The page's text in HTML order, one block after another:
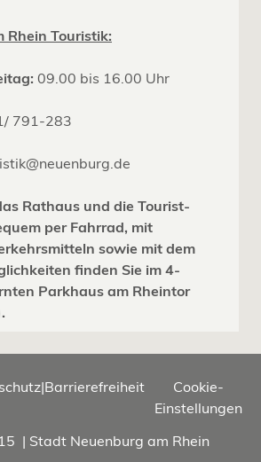
Rhein Touristik:
09.00 bis 16.00 Uhr
791-283
Rathaus und die Tourist-
per Fahrrad, mit
sowie mit dem
finden Sie im 4-
Parkhaus am Rheintor
|Barrierefreiheit
Cookie-
Einstellungen
| Stadt Neuenburg am Rhein